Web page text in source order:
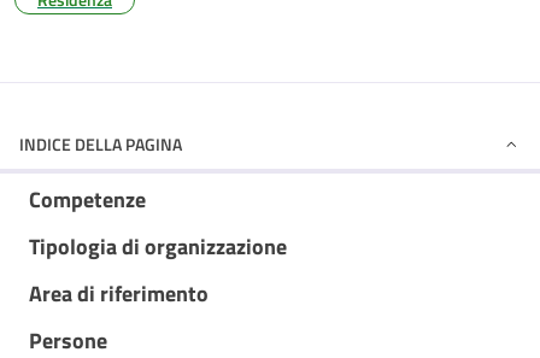
INDICE DELLA PAGINA
Competenze
Tipologia di organizzazione
Area di riferimento
Persone